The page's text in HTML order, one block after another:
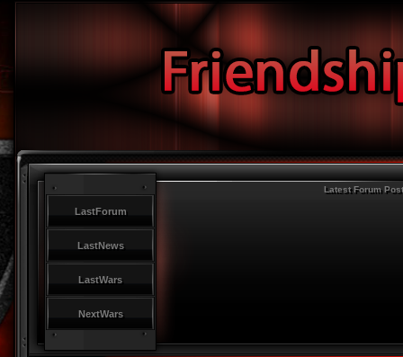
LastForum
LastNews
LastWars
NextWars
Latest Forum